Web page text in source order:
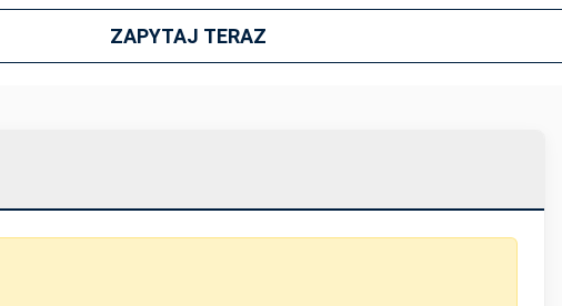
ZAPYTAJ TERAZ